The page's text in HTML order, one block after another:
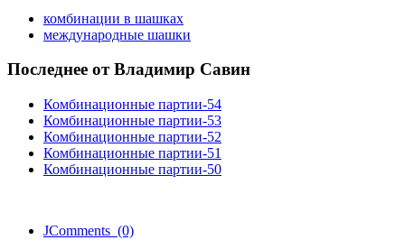
комбинации в шашках
международные шашки
Последнее от Владимир Савин
Комбинационные партии-54
Комбинационные партии-53
Комбинационные партии-52
Комбинационные партии-51
Комбинационные партии-50
JComments (0)